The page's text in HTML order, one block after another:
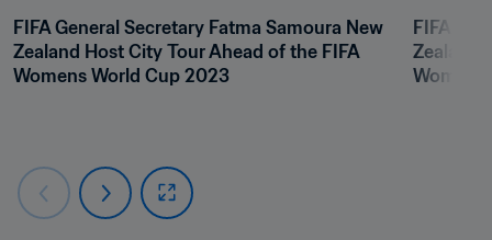
FIFA General Secretary Fatma Samoura New
Zealand Host City Tour Ahead of the FIFA
Womens World Cup 2023
FIFA
Zealand